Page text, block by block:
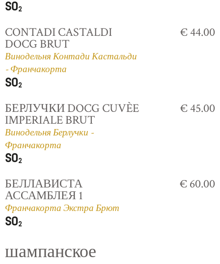
CONTADI CASTALDI
DOCG BRUT
Винодельня Контади Кастальди
- Франчакорта
€ 44.00
БЕРЛУЧКИ DOCG CUVÈE
IMPERIALE BRUT
Винодельня Берлучки -
Франчакорта
€ 45.00
БЕЛЛАВИСТА
АССАМБЛЕЯ 1
Франчакорта Экстра Брют
€ 60.00
шампанское